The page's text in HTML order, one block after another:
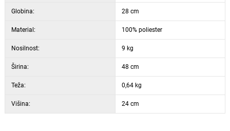
Globina: 28 cm
Material: 100% poliester
Nosilnost: 9 kg
Širina: 48 cm
Teža: 0,64 kg
Višina: 24 cm